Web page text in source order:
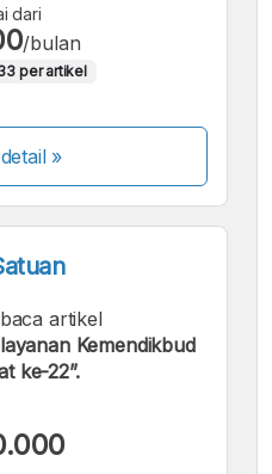
dari
/bulan
per artikel
»
artikel
Kemendikbud
ke-22”.
berikut: